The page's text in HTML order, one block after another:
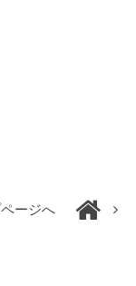
ページへ